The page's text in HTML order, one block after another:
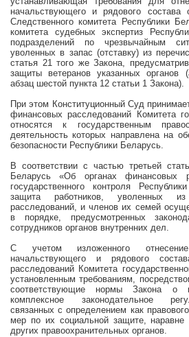
начальствующего и рядового состава
Следственного комитета Республики
комитета судебных экспертиз
подразделений по чрезвычайным
уволенных в запас (отставку) из
статья 21 того же Закона,
защиты ветеранов указанных органов
абзац шестой пункта 12 статьи 1 Закона).
При этом Конституционный Суд
финансовых расследований Комитета
относятся к государственным
деятельность которых направлена на
безопасности Республики Беларусь.
В соответствии с частью третьей
Беларусь «Об органах финансовых
государственного контроля
защита работников, уволенных
расследований, и членов их семей
в порядке, предусмотренных
сотрудников органов внутренних дел.
С учетом изложенного
начальствующего и рядового
расследований Комитета
установленным требованиям,
соответствующие нормы Закона о
комплексное законодательное
связанных с определением как
мер по их социальной защите, наравне
других правоохранительных органов.